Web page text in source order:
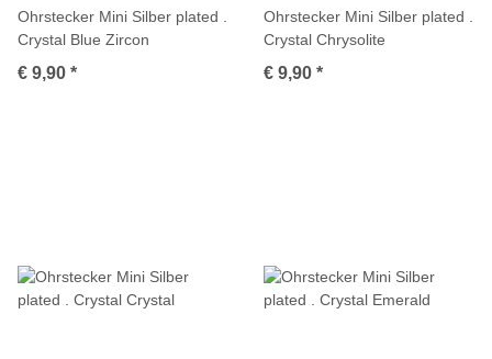
Ohrstecker Mini Silber plated .
Crystal Blue Zircon
€ 9,90 *
Ohrstecker Mini Silber plated .
Crystal Chrysolite
€ 9,90 *